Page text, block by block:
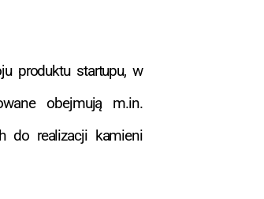
produktu startupu, w
obejmują m.in.
do realizacji kamieni